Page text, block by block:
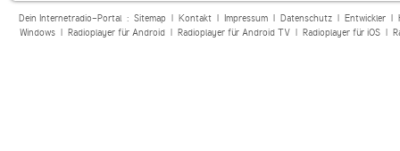
Dein Internetradio-Portal : Sitemap| Kontakt| Impressum| Datenschutz| Entwickler|
Windows| Radioplayer für Android| Radioplayer für Android TV| Radioplayer für iOS|